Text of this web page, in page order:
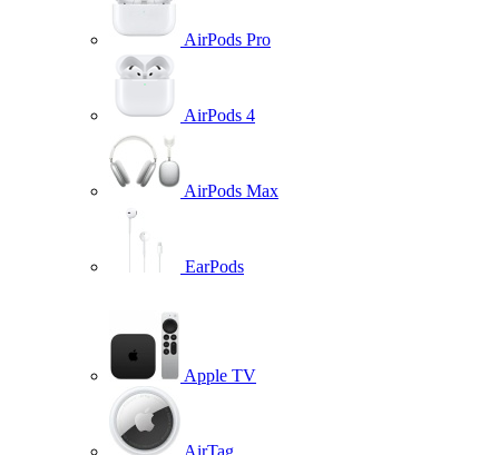
AirPods Pro
AirPods 4
AirPods Max
EarPods
Apple TV